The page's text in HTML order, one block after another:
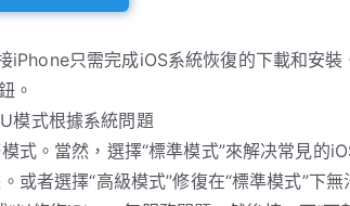
iPhone只需完成iOS系統恢復的下載和安
。
模式根據系統問題
式。當然，選擇“標準模式”來解决常見的
或者選擇“高級模式”修復在“標準模式”下